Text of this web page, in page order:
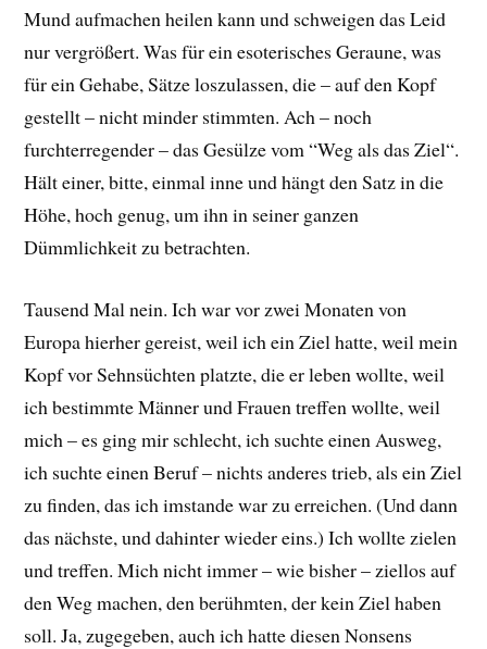
Mund aufmachen heilen kann und schweigen das Leid
nur vergrößert. Was für ein esoterisches Geraune, was
für ein Gehabe, Sätze loszulassen, die – auf den Kopf
gestellt – nicht minder stimmten. Ach – noch
furchterregender – das Gesülze vom “Weg als das Ziel“.
Hält einer, bitte, einmal inne und hängt den Satz in die
Höhe, hoch genug, um ihn in seiner ganzen
Dümmlichkeit zu betrachten.
Tausend Mal nein. Ich war vor zwei Monaten von
Europa hierher gereist, weil ich ein Ziel hatte, weil mein
Kopf vor Sehnsüchten platzte, die er leben wollte, weil
ich bestimmte Männer und Frauen treffen wollte, weil
mich – es ging mir schlecht, ich suchte einen Ausweg,
ich suchte einen Beruf – nichts anderes trieb, als ein Ziel
zu finden, das ich imstande war zu erreichen. (Und dann
das nächste, und dahinter wieder eins.) Ich wollte zielen
und treffen. Mich nicht immer – wie bisher – ziellos auf
den Weg machen, den berühmten, der kein Ziel haben
soll. Ja, zugegeben, auch ich hatte diesen Nonsens